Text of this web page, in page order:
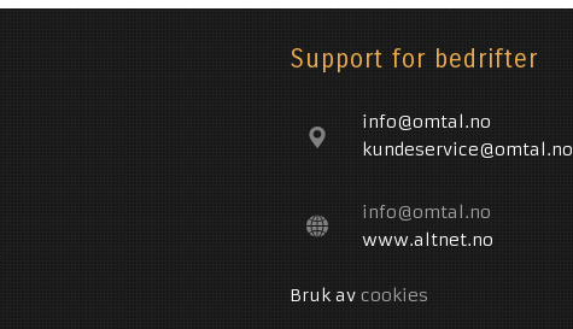
Support for bedrifter
info@omtal.no
kundeservice@omtal.no
info@omtal.no
www.altnet.no
Bruk av cookies